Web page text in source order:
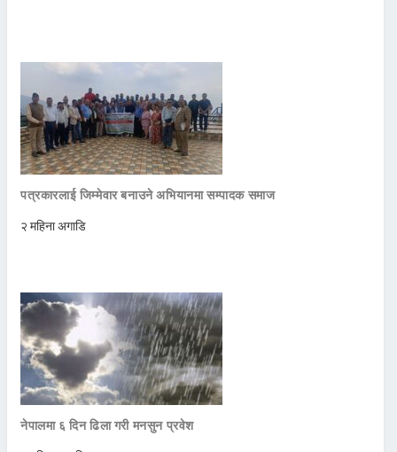
पत्रकारलाई जिम्मेवार बनाउने अभियानमा सम्पादक समाज
२ महिना अगाडि
नेपालमा ६ दिन ढिला गरी मनसुन प्रवेश